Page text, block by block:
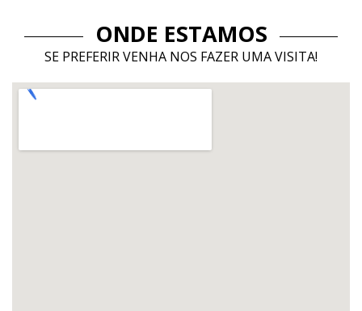
ONDE ESTAMOS
SE PREFERIR VENHA NOS FAZER UMA VISITA!